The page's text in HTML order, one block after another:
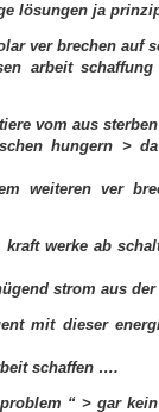
lösungen ja
ver brechen auf
arbeit
vom aus
hungern >
weiteren ver
werke ab
strom aus
mit dieser
schaffen ….
“ > gar